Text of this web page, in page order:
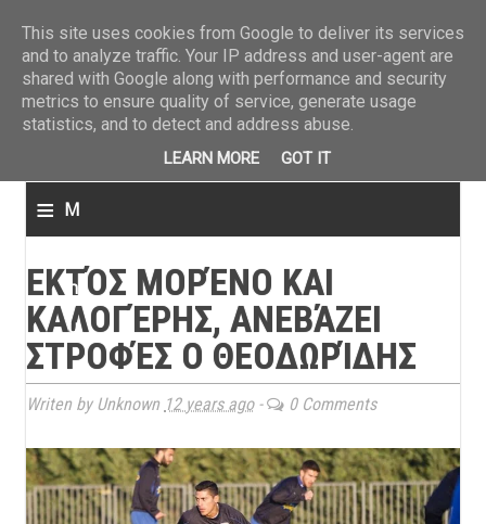
≡ M
n
u
ΕΚΤΌΣ ΜΟΡΈΝΟ ΚΑΙ
ΚΑΛΟΓΈΡΗΣ, ΑΝΕΒΆΖΕΙ
ΣΤΡΟΦΈΣ Ο ΘΕΟΔΩΡΊΔΗΣ
Writen by Unknown 12 years ago- 0 Comments
This site uses cookies from Google to deliver its services
and to analyze traffic. Your IP address and user-agent are
shared with Google along with performance and security
metrics to ensure quality of service, generate usage
statistics, and to detect and address abuse.
LEARN MORE GOT IT